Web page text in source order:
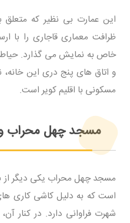
این عمارت بی نظیر که متعلق
ظرافت معماری قاجاری را با
خاص به نمایش می گذارد. حیاط
و اتاق های پنج دری این خانه،
مسکونی با اقلیم کویر است.
مسجد چهل محراب
مسجد چهل محراب یکی دیگر از
است که به دلیل کاشی کاری
شهرت فراوانی دارد. در کنار